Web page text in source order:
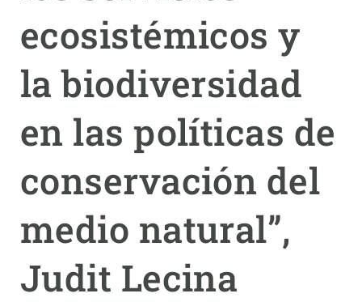
ecosistémicos y
la biodiversidad
en las políticas de
conservación del
medio natural”,
Judit Lecina
ÚNETE A NOSOTROS
PARTICIPA
NOTICIAS Y AGENDA